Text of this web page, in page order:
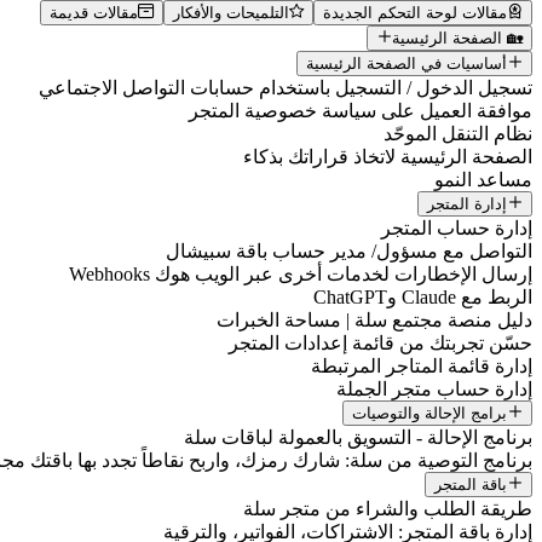
مقالات لوحة التحكم الجديدة التلميحات والأفكار
مقالات قديمة
🏡 الصفحة الرئيسية
أساسيات في الصفحة الرئيسية
تسجيل الدخول / التسجيل باستخدام حسابات التواصل الاجتماعي
موافقة العميل على سياسة خصوصية المتجر
نظام التنقل الموحّد
الصفحة الرئيسية لاتخاذ قراراتك بذكاء
مساعد النمو
إدارة المتجر
إدارة حساب المتجر
التواصل مع مسؤول/ مدير حساب باقة سبيشال
إرسال الإخطارات لخدمات أخرى عبر الويب هوك Webhooks
الربط مع Claude وChatGPT
دليل منصة مجتمع سلة | مساحة الخبرات
حسّن تجربتك من قائمة إعدادات المتجر
إدارة قائمة المتاجر المرتبطة
إدارة حساب متجر الجملة
برامج الإحالة والتوصيات
برنامج الإحالة - التسويق بالعمولة لباقات سلة
برنامج التوصية من سلة: شارك رمزك، واربح نقاطاً تجدد بها باقتك
باقة المتجر
طريقة الطلب والشراء من متجر سلة
إدارة باقة المتجر: الاشتراكات، الفواتير، والترقية